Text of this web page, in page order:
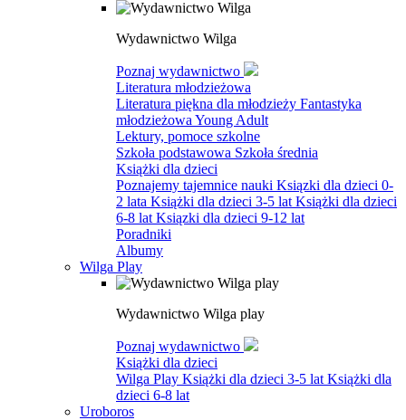
Wydawnictwo Wilga
Poznaj wydawnictwo
Literatura młodzieżowa
Literatura piękna dla młodzieży Fantastyka
młodzieżowa Young Adult
Lektury, pomoce szkolne
Szkoła podstawowa Szkoła średnia
Książki dla dzieci
Poznajemy tajemnice nauki Ksiązki dla dzieci 0-
2 lata Książki dla dzieci 3-5 lat Książki dla dzieci
6-8 lat Ksiązki dla dzieci 9-12 lat
Poradniki
Albumy
Wilga Play
Wydawnictwo Wilga play
Poznaj wydawnictwo
Książki dla dzieci
Wilga Play Książki dla dzieci 3-5 lat Książki dla
dzieci 6-8 lat
Uroboros